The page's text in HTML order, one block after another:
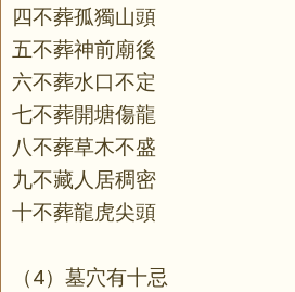
四不葬孤獨山頭
五不葬神前廟後
六不葬水口不定
七不葬開塘傷龍
八不葬草木不盛
九不藏人居稠密
十不葬龍虎尖頭
（4）墓穴有十忌